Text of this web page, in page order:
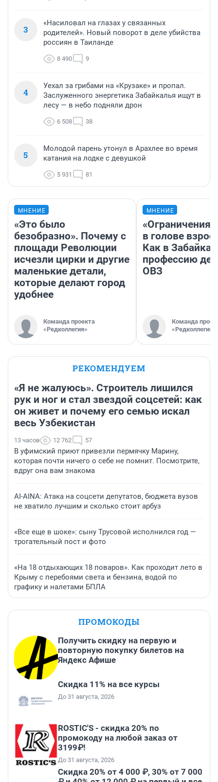
3
«Насиловал на глазах у связанных
родителей». Новый поворот в деле убийства
россиян в Таиланде
8 490 9
4
Уехал за грибами на «Крузаке» и пропал.
Заслуженного энергетика Забайкалья ищут в
лесу — в небо подняли дрон
6 508 38
5
Молодой парень утонул в Арахлее во время
катания на лодке с девушкой
5 931 81
МНЕНИЕ
«Это было
безобразно». Почему с
площади Революции
исчезли цирки и другие
маленькие детали,
которые делают город
удобнее
Команда проекта
«Редколлегия»
МНЕНИЕ
«Ограничения
в голове
Как в
профессию
ОВЗ
Команда
«Редколлегия»
РЕКОМЕНДУЕМ
«Я не жалуюсь». Строитель лишился
рук и ног и стал звездой соцсетей: как
он живет и почему его семью искал
весь Узбекистан
13 часов 12 762 57
В уфимский приют привезли пермячку Марину,
которая почти ничего о себе не помнит. Посмотрите,
вдруг она вам знакома
AI-AINA: Атака на соцсети депутатов, бюджета вузов
не хватило лучшим и сколько стоит арбуз
«Все еще в шоке»: сыну Трусовой исполнился год —
трогательный пост и фото
«На 18 отдыхающих 18 поваров». Как проходит лето в
Крыму с перебоями света и бензина, водой по
графику и налетами БПЛА
ПРОМОКОДЫ
Получить скидку на первую и
повторную покупку билетов на
Яндекс Афише
Скидка 11% на все курсы
До 31 августа, 2026
ROSTIC'S - скидка 20% по
промокоду на любой заказ от
3199₽!
До 31 августа, 2026
Скидка 20% от 4 000 ₽, 30% от 7 000